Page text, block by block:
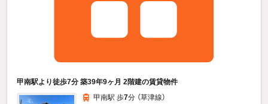
甲南駅より徒歩7分 築39年9ヶ月 2階建の賃貸物件
甲南駅 歩7分 （草津線）